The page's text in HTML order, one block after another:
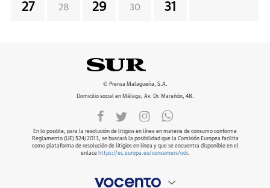
27 28 29 30 31
© Prensa Malagueña, S.A.
Domicilio social en Málaga, Av. Dr. Marañón, 48.
En lo posible, para la resolución de litigios en línea en materia de consumo conforme
Reglamento (UE) 524/2013, se buscará la posibilidad que la Comisión Europea facilita
como plataforma de resolución de litigios en línea y que se encuentra disponible en el
enlace https://ec.europa.eu/consumers/odr.